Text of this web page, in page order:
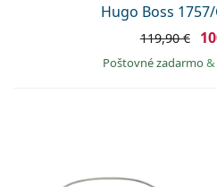
Hugo Boss
119,90 €
Poštovné zadarmo&